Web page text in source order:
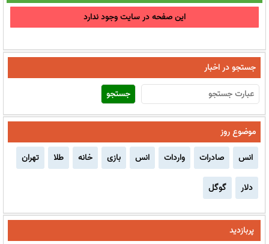
این صفحه در سایت وجود ندارد
جستجو در اخبار
موضوع روز
انس
صادرات واردات انس بازی خانه طلا تهران
دلار گوگل
پربازدید